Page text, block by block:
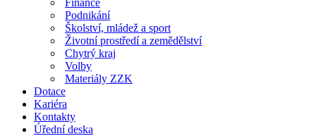
Finance
Podnikání
Školství, mládež a sport
Životní prostředí a zemědělství
Chytrý kraj
Volby
Materiály ZZK
Dotace
Kariéra
Kontakty
Úřední deska